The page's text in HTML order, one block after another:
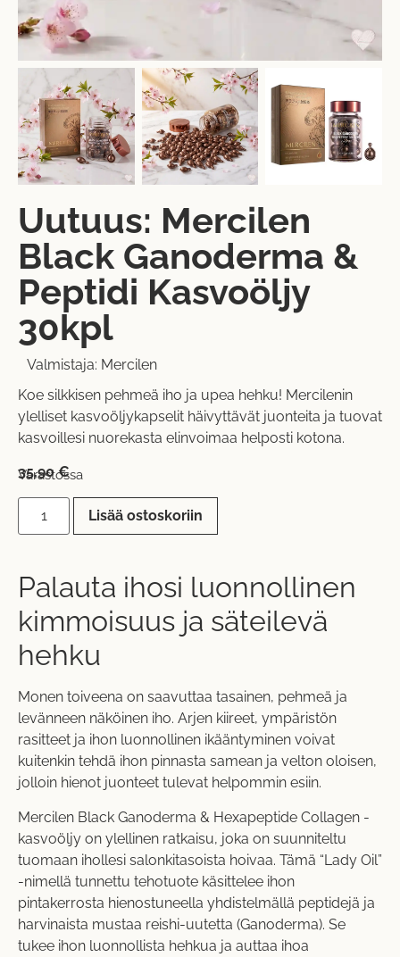
Uutuus: Mercilen
Black Ganoderma &
Peptidi Kasvoöljy
30kpl
Valmistaja: Mercilen
Koe silkkisen pehmeä iho ja upea hehku! Mercilenin
ylelliset kasvoöljykapselit häivyttävät juonteita ja tuovat
kasvoillesi nuorekasta elinvoimaa helposti kotona.
35,90€
Varastossa
Lisää ostoskoriin
Palauta ihosi luonnollinen
kimmoisuus ja säteilevä
hehku
Monen toiveena on saavuttaa tasainen, pehmeä ja
levänneen näköinen iho. Arjen kiireet, ympäristön
rasitteet ja ihon luonnollinen ikääntyminen voivat
kuitenkin tehdä ihon pinnasta samean ja velton oloisen,
jolloin hienot juonteet tulevat helpommin esiin.
Mercilen Black Ganoderma & Hexapeptide Collagen -
kasvoöljy on ylellinen ratkaisu, joka on suunniteltu
tuomaan ihollesi salonkitasoista hoivaa. Tämä “Lady Oil”
-nimellä tunnettu tehotuote käsittelee ihon
pintakerrosta hienostuneella yhdistelmällä peptidejä ja
harvinaista mustaa reishi-uutetta (Ganoderma). Se
tukee ihon luonnollista hehkua ja auttaa ihoa